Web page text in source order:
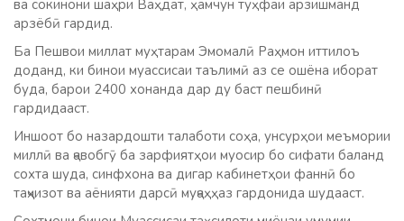
ва сокинони шаҳри Ваҳдат, ҳамчун туҳфаи арзишманд
арзёбӣ гардид.
Ба Пешвои миллат муҳтарам Эмомалӣ Раҳмон иттилоъ
доданд, ки бинои муассисаи таълимӣ аз се ошёна иборат
буда, барои 2400 хонанда дар ду баст пешбинӣ
гардидааст.
Иншоот бо назардошти талаботи соҳа, унсурҳои меъмории
миллӣ ва ҷавобгӯ ба зарфиятҳои муосир бо сифати баланд
сохта шуда, синфхона ва дигар кабинетҳои фаннӣ бо
таҷҳизот ва аёнияти дарсӣ муҷаҳҳаз гардонида шудааст.